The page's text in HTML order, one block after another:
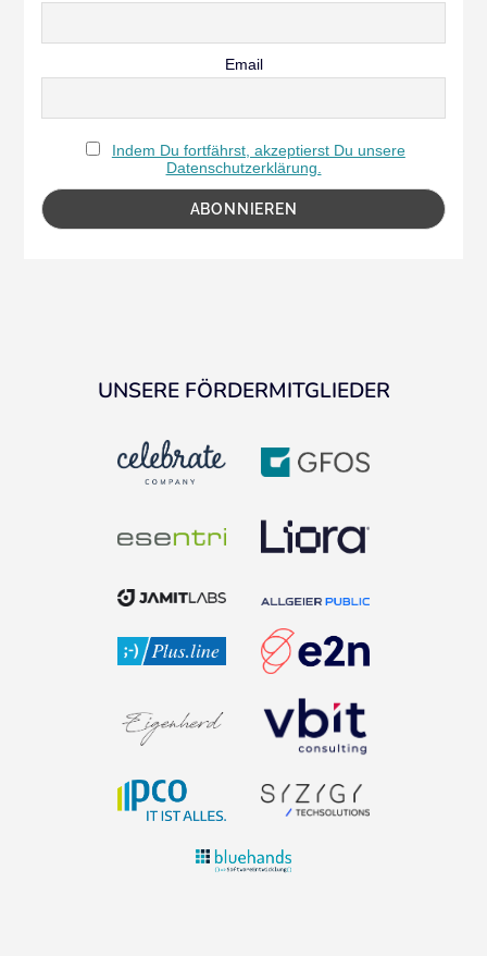
Email
Indem Du fortfährst, akzeptierst Du unsere
Datenschutzerklärung.
UNSERE FÖRDERMITGLIEDER